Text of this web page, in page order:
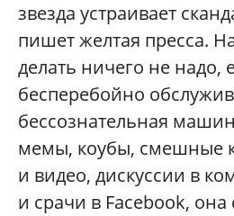
звезда устраивает
пишет желтая пресса.
делать ничего не надо,
бесперебойно
бессознательная
мемы, коубы, смешные
и видео, дискуссии в
и срачи в Facebook, она